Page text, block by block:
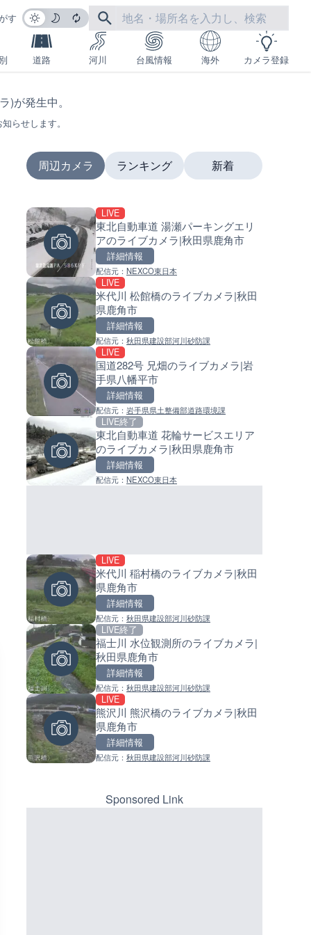
す
道路 河川 台風情報 海外 カメラ登録
)が発生中。
らせします。
周辺カメラ
LIVE
東北自動車道 湯瀬パーキングエリ
アのライブカメラ|秋田県鹿角市
詳細情報
配信元： NEXCO東日本
LIVE
米代川 松館橋のライブカメラ|秋田
県鹿角市
詳細情報
配信元： 秋田県建設部河川砂防課
LIVE
国道282号 兄畑のライブカメラ|岩
手県八幡平市
詳細情報
配信元： 岩手県県土整備部道路環境課
LIVE終了
東北自動車道 花輪サービスエリア
のライブカメラ|秋田県鹿角市
詳細情報
配信元： NEXCO東日本
LIVE
米代川 稲村橋のライブカメラ|秋田
県鹿角市
詳細情報
配信元： 秋田県建設部河川砂防課
LIVE終了
福士川 水位観測所のライブカメラ|
秋田県鹿角市
詳細情報
配信元： 秋田県建設部河川砂防課
LIVE
熊沢川 熊沢橋のライブカメラ|秋田
県鹿角市
詳細情報
配信元： 秋田県建設部河川砂防課
ランキング
国道1号 国府津海岸のライブ
ラ|神奈川県小田原市
配信元：
羽田空港第2旅客ターミナルか
配信元：日本テレビ
黒潮本陣から太平洋・久礼湾
配信元：鰹乃國の湯宿 黒潮本陣
日本全国・緊急地震速報のラ
カメラ
配信元：
原爆ドームのライブカメラ|広
配信元：株式会社ミックス
ごろごろ茶屋のライブカメラ|
配信元：天川村役場
Impaxビル付近から歌舞伎町
配信元：歌舞伎町ゴジラ前ライブ
ブカメラ|高知県香南市
詳細情報
新着
南出川水門付近のライブカメ
歌山県日高町
配信元：
比井川水門付近から比井崎海
配信元：日高町役場
小浦川水門付近から小浦海水
配信元：日高町役場
産湯川水門付近のライブカメ
歌山県日高町
配信元：
導目木川 花立砂防堰堤下流の
配信元：福岡県庁県土整備部河川課
常呂川 鹿ノ子ダムのライブカ
配信元：国土交通省 北海道開発局
天塩川 岩尾内ダムのライブカ
配信元：国土交通省 北海道開発局
ラ|東京都品川区
詳細情報
Sponsored Link